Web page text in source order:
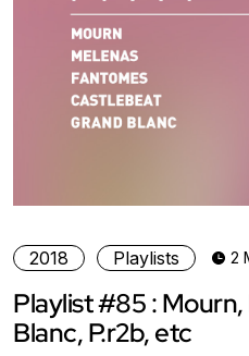
2018 Playlists 2
Playlist #85 :
Blanc, P.r2b, etc